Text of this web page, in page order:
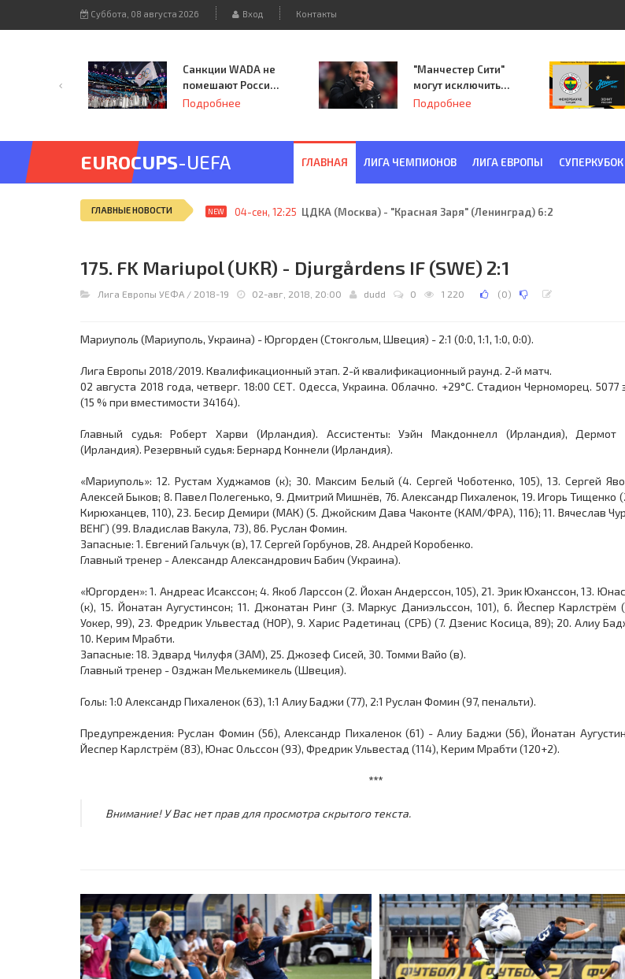
Суббота, 08 августа 2026 Вход Контакты
Санкции WADA не
помешают России
принять
Подробнее
"Манчестер Сити"
могут исключить
из Лиги
Подробнее
EUROCUPS-UEFA ГЛАВНАЯ ЛИГА ЧЕМПИОНОВ ЛИГА ЕВРОПЫ
ГЛАВНЫЕ НОВОСТИ NEW 04-сен, 12:25 ЦДКА (Москва) - "Красная Заря" (Ленинград) 6:2
175. FK Mariupol (UKR) - Djurgårdens IF (SWE) 2:1
Лига Европы УЕФА / 2018-19 02-авг, 2018, 20:00 dudd 0 1 220 (0)
Мариуполь (Мариуполь, Украина) - Юргорден (Стокгольм, Швеция) - 2:1 (0:0, 1:1, 1:0, 0:0).
Лига Европы 2018/2019. Квалификационный этап. 2-й квалификационный раунд. 2-й матч.
02 августа 2018 года, четверг. 18:00 СЕТ. Одесса, Украина. Облачно. +29°C. Стадион Черноморец. 5077
(15 % при вместимости 34164).
Главный судья: Роберт Харви (Ирландия). Ассистенты: Уэйн Макдоннелл (Ирландия), Дермот
(Ирландия). Резервный судья: Бернард Коннели (Ирландия).
«Мариуполь»: 12. Рустам Худжамов (к); 30. Максим Белый (4. Сергей Чоботенко, 105), 13. Сергей
Алексей Быков; 8. Павел Полегенько, 9. Дмитрий Мишнёв, 76. Александр Пихаленок, 19. Игорь Тищенко
Кирюханцев, 110), 23. Бесир Демири (МАК) (5. Джойским Дава Чаконте (КАМ/ФРА), 116); 11. Вячеслав
ВЕНГ) (99. Владислав Вакула, 73), 86. Руслан Фомин.
Запасные: 1. Евгений Гальчук (в), 17. Сергей Горбунов, 28. Андрей Коробенко.
Главный тренер - Александр Александрович Бабич (Украина).
«Юргорден»: 1. Андреас Исакссон; 4. Якоб Ларссон (2. Йохан Андерссон, 105), 21. Эрик Юханссон, 13.
(к), 15. Йонатан Аугустинсон; 11. Джонатан Ринг (3. Маркус Даниэльссон, 101), 6. Йеспер Карлстрём
Уокер, 99), 23. Фредрик Ульвестад (НОР), 9. Харис Радетинац (СРБ) (7. Дзенис Косица, 89); 20. Алиу
10. Керим Мрабти.
Запасные: 18. Эдвард Чилуфя (ЗАМ), 25. Джозеф Сисей, 30. Томми Вайо (в).
Главный тренер - Озджан Мелькемикель (Швеция).
Голы: 1:0 Александр Пихаленок (63), 1:1 Алиу Баджи (77), 2:1 Руслан Фомин (97, пенальти).
Предупреждения: Руслан Фомин (56), Александр Пихаленок (61) - Алиу Баджи (56), Йонатан
Йеспер Карлстрём (83), Юнас Ольссон (93), Фредрик Ульвестад (114), Керим Мрабти (120+2).
***
Внимание! У Вас нет прав для просмотра скрытого текста.